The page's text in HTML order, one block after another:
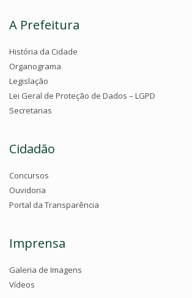
A Prefeitura
História da Cidade
Organograma
Legislação
Lei Geral de Proteção de Dados – LGPD
Secretarias
Cidadão
Concursos
Ouvidoria
Portal da Transparência
Imprensa
Galeria de Imagens
Vídeos